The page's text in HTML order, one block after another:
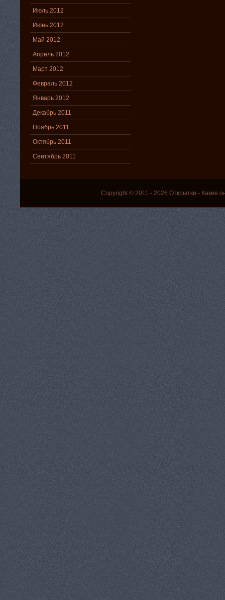
Июль 2012
Июнь 2012
Май 2012
Апрель 2012
Март 2012
Февраль 2012
Январь 2012
Декабрь 2011
Ноябрь 2011
Октябрь 2011
Сентябрь 2011
Copyright © 2011 - 2026 Открытки - Какие